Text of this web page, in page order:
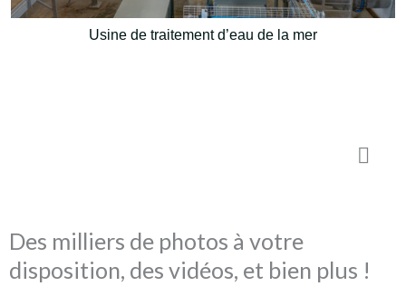
Usine de traitement d’eau de la mer
Des milliers de photos à votre
disposition, des vidéos, et bien plus !